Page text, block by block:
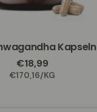
Typ: Kapseln
Regulärer
Preis
€18,99
EINZELPREIS
€170,16/PRO
KG